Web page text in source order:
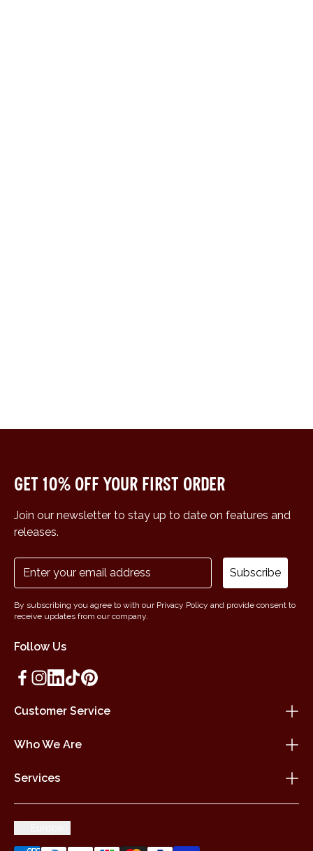
Customer Service
Who We Are
Services
Follow Us
Get 10% off your first order
Join our newsletter to stay up to date on features and
releases.
Subscribe
By subscribing you agree to with our Privacy Policy and provide consent to
receive updates from our company.